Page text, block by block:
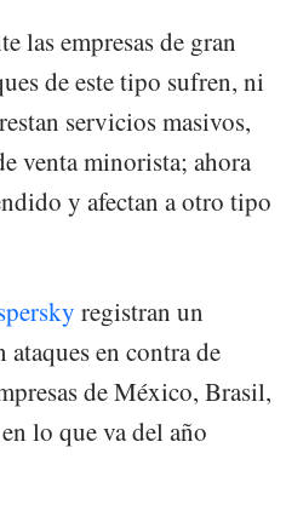
las empresas de gran
de este tipo sufren, ni
servicios masivos,
venta minorista; ahora
y afectan a otro tipo
registran un
en contra de
de México, Brasil,
lo que va del año